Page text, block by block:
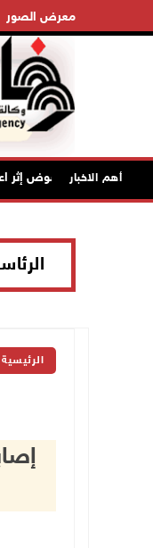
معرض الصور
أهم الاخبار
بجروح ورضوض إثر
الرئيسية